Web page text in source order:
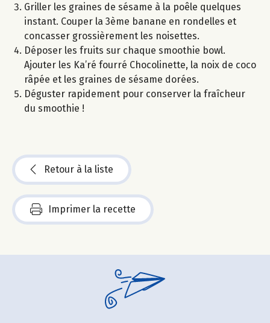
Griller les graines de sésame à la poêle quelques
instant. Couper la 3ème banane en rondelles et
concasser grossièrement les noisettes.
Déposer les fruits sur chaque smoothie bowl.
Ajouter les Ka’ré fourré Chocolinette, la noix de coco
râpée et les graines de sésame dorées.
Déguster rapidement pour conserver la fraîcheur
du smoothie !
Retour à la liste
Imprimer la recette